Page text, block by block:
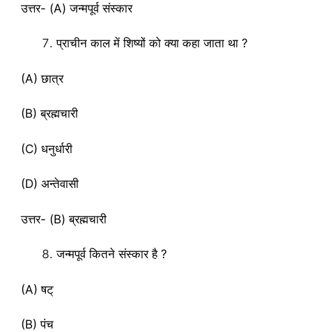
उत्तर- (A) जन्मपूर्व संस्कार
प्राचीन काल में शिष्यों को क्या कहा जाता था ?
(A) छात्र
(B) ब्रह्मचारी
(C) धनुर्धारी
(D) अन्तेवासी
उत्तर- (B) ब्रह्मचारी
जन्मपूर्व कितने संस्कार है ?
(A) षट्
(B) पंच